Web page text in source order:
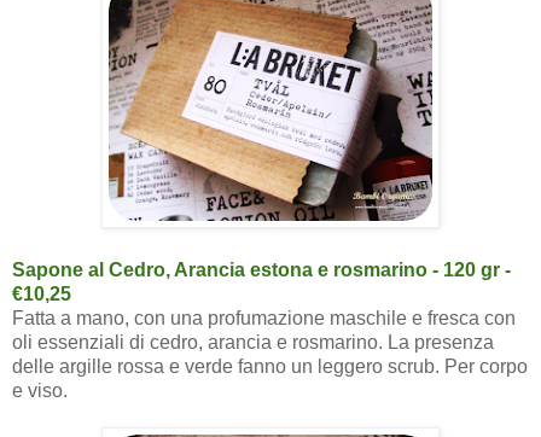
Sapone al Cedro, Arancia estona e rosmarino - 120 gr -
€10,25
Fatta a mano, con una profumazione maschile e fresca con
oli essenziali di cedro, arancia e rosmarino. La presenza
delle argille rossa e verde fanno un leggero scrub. Per corpo
e viso.